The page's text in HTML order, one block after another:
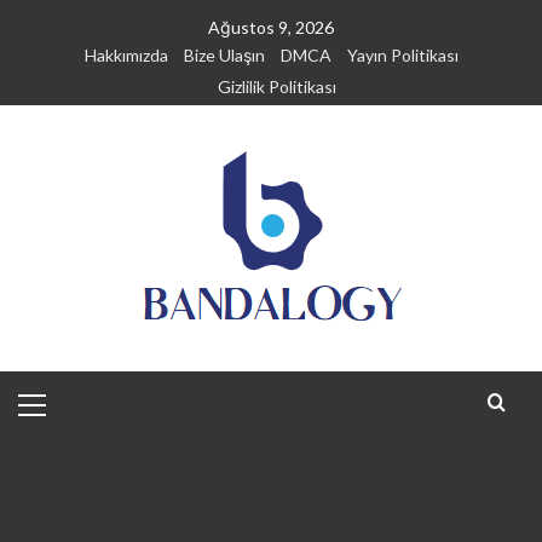
Ağustos 9, 2026
Hakkımızda
Bize Ulaşın DMCA
Yayın Politikası
Gizlilik Politikası
Menu